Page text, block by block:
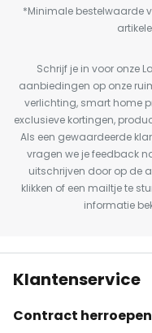
*Minimale bestelwaarde
Schrijf je in voor onze
aanbiedingen op onze
verlichting, smart home
exclusieve kortingen,
Als een gewaardeerde
vragen we je feedback
uitschrijven door op de
klikken of een mailtje te
informatie
Klantenservice
Contract herroepen